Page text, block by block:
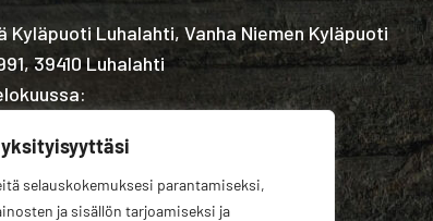
selauskokemuksesi parantamiseksi,
ja sisällön tarjoamiseksi ja
Kyläpuoti Luhalahti, Vanha Niemen Kyläpuoti
39410 Luhalahti